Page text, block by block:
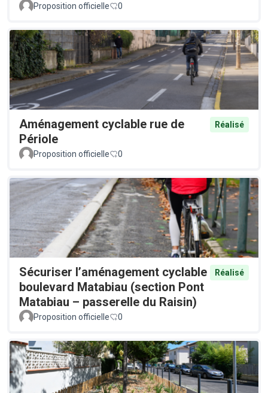
Proposition officielle
0
Aménagement cyclable rue de
Périole
Réalisé
Proposition officielle 0
Sécuriser l’aménagement cyclable
boulevard Matabiau (section Pont
Matabiau – passerelle du Raisin)
Réalisé
Proposition officielle 0